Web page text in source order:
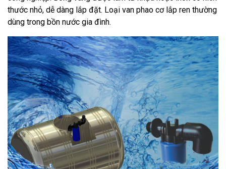
thước nhỏ, dễ dàng lắp đặt. Loại van phao cơ lắp ren thường
dùng trong bồn nước gia đình.